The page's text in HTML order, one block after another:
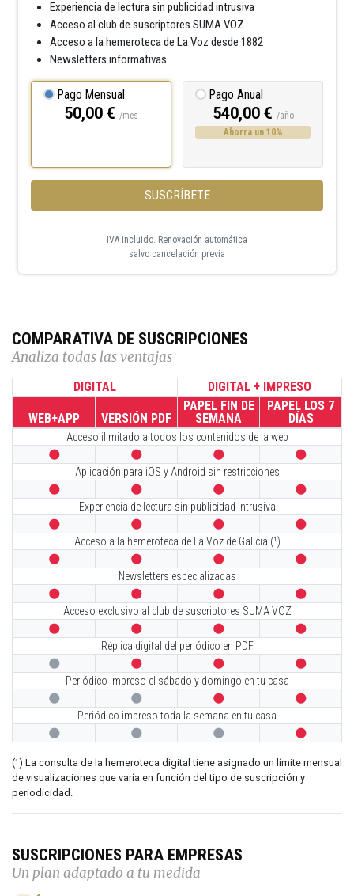
Experiencia de lectura sin publicidad intrusiva
Acceso al club de suscriptores SUMA VOZ
Acceso a la hemeroteca de La Voz desde 1882
Newsletters informativas
Pago Mensual
50,00 € /mes
Pago Anual
540,00 € /año
Ahorra un 10%
SUSCRÍBETE
IVA incluido. Renovación automática
salvo cancelación previa
COMPARATIVA DE SUSCRIPCIONES
Analiza todas las ventajas
DIGITAL DIGITAL + IMPRESO
WEB+APP VERSIÓN PDF
PAPEL FIN DE
SEMANA
PAPEL LOS 7
DÍAS
Acceso ilimitado a todos los contenidos de la web
   
Aplicación para iOS y Android sin restricciones
   
Experiencia de lectura sin publicidad intrusiva
   
Acceso a la hemeroteca de La Voz de Galicia (¹)
   
Newsletters especializadas
   
Acceso exclusivo al club de suscriptores SUMA VOZ
   
Réplica digital del periódico en PDF
   
Periódico impreso el sábado y domingo en tu casa
   
Periódico impreso toda la semana en tu casa
   
(¹) La consulta de la hemeroteca digital tiene asignado un límite mensual
de visualizaciones que varía en función del tipo de suscripción y
periodicidad.
SUSCRIPCIONES PARA EMPRESAS
Un plan adaptado a tu medida